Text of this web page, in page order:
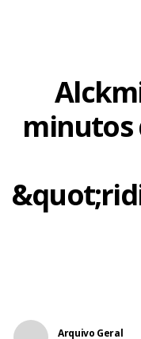
minutos
Arquivo Geral